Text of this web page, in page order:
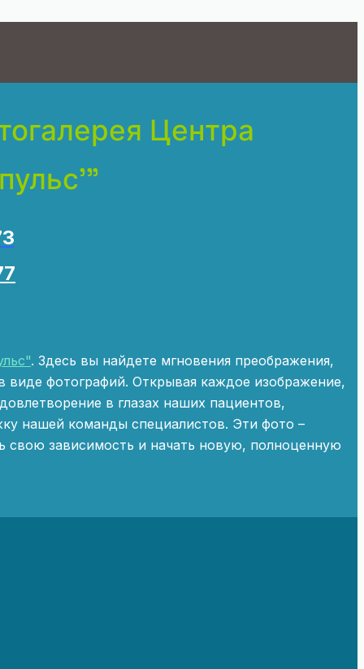
Центра
. Здесь вы найдете мгновения преображения,
фотографий. Открывая каждое изображение,
в глазах наших пациентов,
нашей команды специалистов. Эти фото –
свою зависимость и начать новую, полноценную